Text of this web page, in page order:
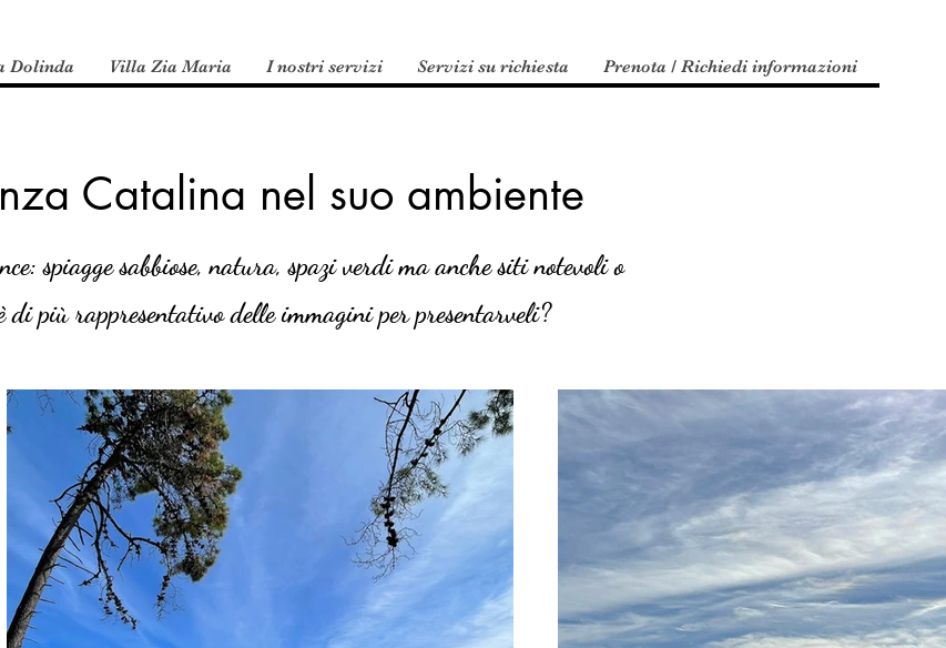
Dolinda Villa Zia Maria I nostri servizi Servizi su richiesta Prenota / Richiedi informazioni
Catalina nel suo ambiente
spiagge sabbiose, natura, spazi verdi ma anche siti notevoli o
di più rappresentativo delle immagini per presentarveli?